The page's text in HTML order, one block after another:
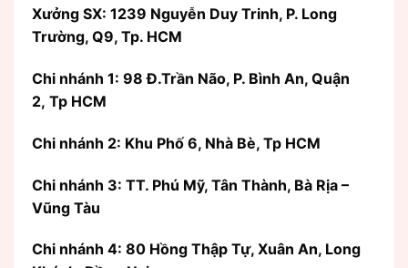
Xưởng SX: 1239 Nguyễn Duy Trinh, P. Long
Trường, Q9, Tp. HCM
Chi nhánh 1: 98 Đ.Trần Não, P. Bình An, Quận
2, Tp HCM
Chi nhánh 2: Khu Phố 6, Nhà Bè, Tp HCM
Chi nhánh 3: TT. Phú Mỹ, Tân Thành, Bà Rịa –
Vũng Tàu
Chi nhánh 4: 80 Hồng Thập Tự, Xuân An, Long